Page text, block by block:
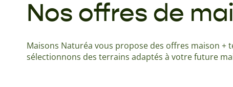
Nos offres de
Maisons Naturéa vous propose des offres maison +
sélectionnons des terrains adaptés à votre future